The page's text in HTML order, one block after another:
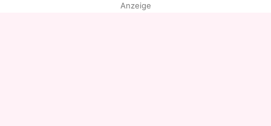
Anzeige